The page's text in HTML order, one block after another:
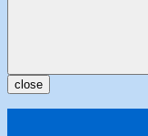
close